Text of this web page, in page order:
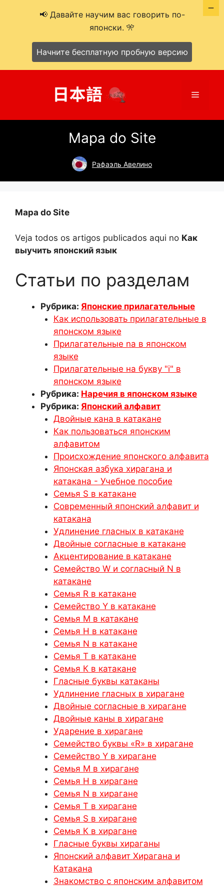
содержимому
Меню
Mapa do Site
Рафаэль Авелино
Mapa do Site
Veja todos os artigos publicados aqui no Как
выучить японский язык
Статьи по разделам
Рубрика: Японские прилагательные
Как использовать прилагательные в
японском языке
Прилагательные na в японском
языке
Прилагательные на букву "i" в
японском языке
Рубрика: Наречия в японском языке
Рубрика: Японский алфавит
Двойные кана в катакане
Как пользоваться японским
алфавитом
Происхождение японского алфавита
Японская азбука хирагана и
катакана - Учебное пособие
Семья S в катакане
Современный японский алфавит и
катакана
Удлинение гласных в катакане
Двойные согласные в катакане
Акцентирование в катакане
Семейство W и согласный N в
катакане
Семья R в катакане
Семейство Y в катакане
Семья М в катакане
Семья H в катакане
Семья N в катакане
Семья Т в катакане
Семья К в катакане
Гласные буквы катаканы
Удлинение гласных в хирагане
Двойные согласные в хирагане
Двойные каны в хирагане
Ударение в хирагане
Семейство буквы «R» в хирагане
Семейство Y в хирагане
Семья М в хирагане
Семья H в хирагане
Семья N в хирагане
Семья Т в хирагане
Семья S в хирагане
Семья К в хирагане
Гласные буквы хираганы
Японский алфавит Хирагана и
Катакана
Знакомство с японским алфавитом
📢 Давайте научим вас говорить по-
японски. 🎌
Начните бесплатную пробную версию